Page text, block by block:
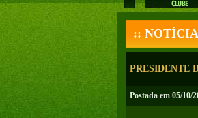
:: NOTÍCIA
PRESIDENTE
Postada em 05/10/